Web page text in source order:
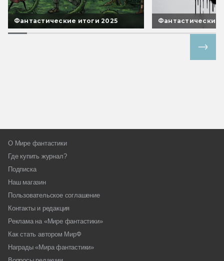
Фантастические итоги 2025 Фантастические
О Мире фантастики
Где купить журнал?
Подписка
Наш магазин
Пользовательское соглашение
Контакты и редакция
Реклама на «Мире фантастики»
Как стать автором МирФ
Награды «Мира фантастики»